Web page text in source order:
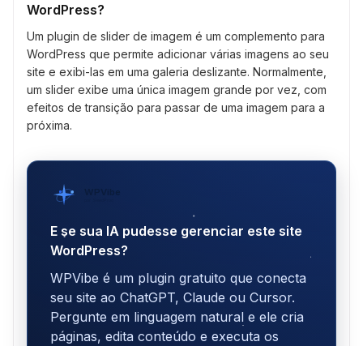
WordPress?
Um plugin de slider de imagem é um complemento para
WordPress que permite adicionar várias imagens ao seu
site e exibi-las em uma galeria deslizante. Normalmente,
um slider exibe uma única imagem grande por vez, com
efeitos de transição para passar de uma imagem para a
próxima.
WPVibe
E se sua IA pudesse gerenciar este site
WordPress?
WPVibe é um plugin gratuito que conecta
seu site ao ChatGPT, Claude ou Cursor.
Pergunte em linguagem natural e ele cria
páginas, edita conteúdo e executa os